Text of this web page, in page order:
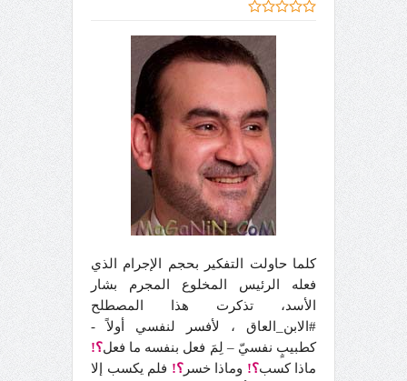
كلما حاولت التفكير بحجم الإجرام الذي
فعله الرئيس المخلوع المجرم بشار
الأسد، تذكرت هذا المصطلح
#الابن_العاق ، لأفسر لنفسي أولاً -
كطبيبٍ نفسيّ – لِمَ فعل بنفسه ما فعل؟!
ماذا كسب؟! وماذا خسر؟! فلم يكسب إلا